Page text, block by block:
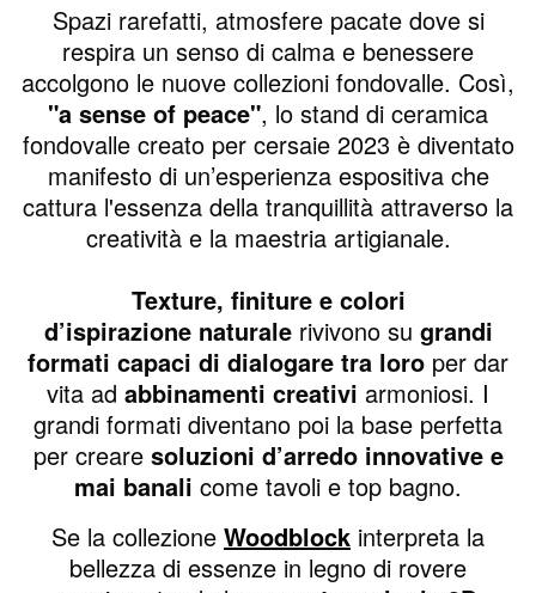
Spazi rarefatti, atmosfere pacate dove si
respira un senso di calma e benessere
accolgono le nuove collezioni fondovalle. Così,
"a sense of peace", lo stand di ceramica
fondovalle creato per cersaie 2023 è diventato
manifesto di un’esperienza espositiva che
cattura l'essenza della tranquillità attraverso la
creatività e la maestria artigianale.
Texture, finiture e colori
d’ispirazione naturalerivivono su grandi
formati capaci di dialogare tra loro per dar
vita ad abbinamenti creativi armoniosi. I
grandi formati diventano poi la base perfetta
per creare soluzioni d’arredo innovative e
mai banali come tavoli e top bagno.
Se la collezione Woodblock interpreta la
bellezza di essenze in legno di rovere